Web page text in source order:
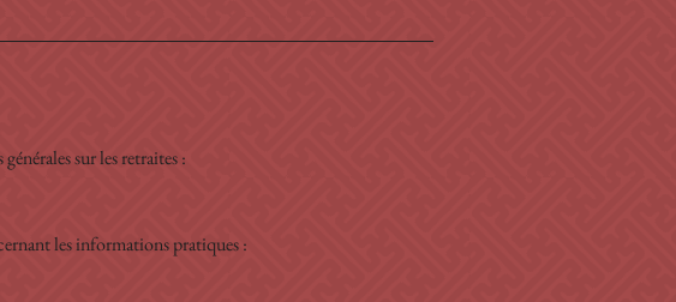
sur les retraites :
les informations pratiques :